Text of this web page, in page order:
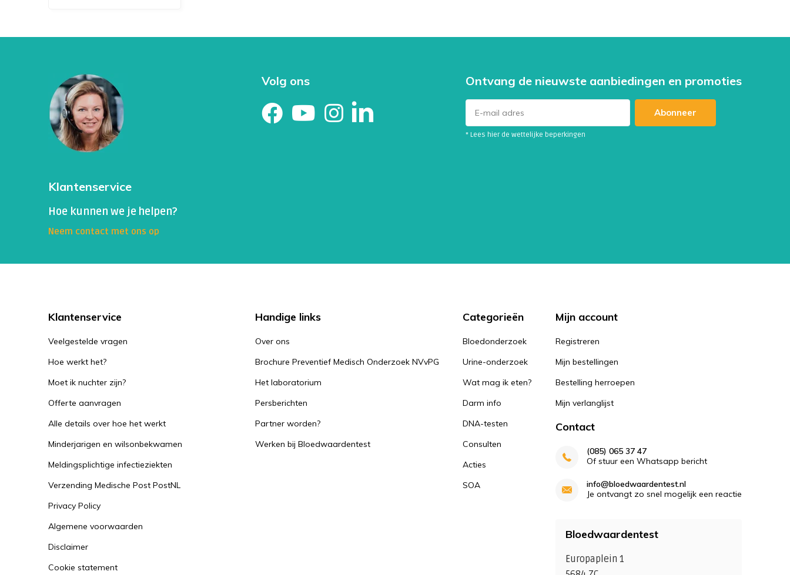
Klantenservice
Hoe kunnen we je helpen?
Neem contact met ons op
Volg ons Ontvang de nieuwste aanbiedingen en promoties
Abonneer
* Lees hier de wettelijke beperkingen
Klantenservice
Veelgestelde vragen
Hoe werkt het?
Moet ik nuchter zijn?
Offerte aanvragen
Alle details over hoe het werkt
Minderjarigen en wilsonbekwamen
Meldingsplichtige infectieziekten
Verzending Medische Post PostNL
Privacy Policy
Algemene voorwaarden
Disclaimer
Cookie statement
Handige links
Over ons
Brochure Preventief Medisch Onderzoek NVvPG
Het laboratorium
Persberichten
Partner worden?
Werken bij Bloedwaardentest
Categorieën
Bloedonderzoek
Urine-onderzoek
Wat mag ik eten?
Darm info
DNA-testen
Consulten
Acties
SOA
Mijn account
Registreren
Mijn bestellingen
Bestelling herroepen
Mijn verlanglijst
Contact
(085) 065 37 47
Of stuur een Whatsapp bericht
info@bloedwaardentest.nl
Je ontvangt zo snel mogelijk een reactie
Bloedwaardentest
Europaplein 1